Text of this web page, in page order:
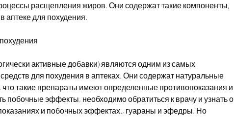
расщепления жиров. Они содержат такие компоненты,
аптеке для похудения.
активные добавки) являются одним из самых
для похудения в аптеках. Они содержат натуральные
такие препараты имеют определенные противопоказания и
побочные эффекты, необходимо обратиться к врачу и узнать о
и побочных эффектах., гуараны и эфедры. Но